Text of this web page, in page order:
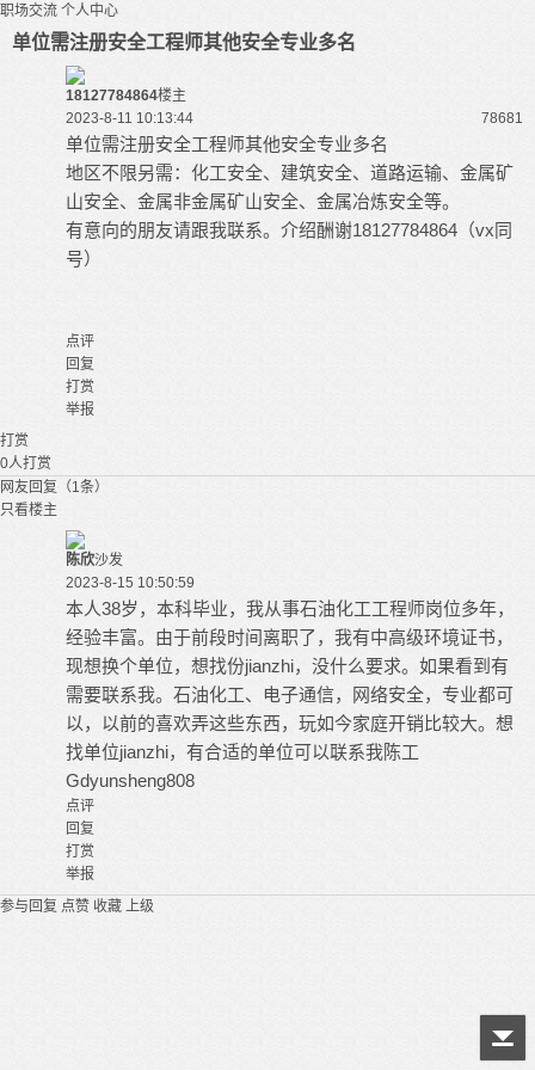
职场交流 个人中心
单位需注册安全工程师其他安全专业多名
18127784864楼主
2023-8-11 10:13:44
78681
单位需注册安全工程师其他安全专业多名
地区不限另需：化工安全、建筑安全、道路运输、金属矿
山安全、金属非金属矿山安全、金属冶炼安全等。
有意向的朋友请跟我联系。介绍酬谢18127784864（vx同
号）
点评
回复
打赏
举报
打赏
0人打赏
网友回复（1条）
只看楼主
陈欣沙发
2023-8-15 10:50:59
本人38岁，本科毕业，我从事石油化工工程师岗位多年，
经验丰富。由于前段时间离职了，我有中高级环境证书，
现想换个单位，想找份jianzhi，没什么要求。如果看到有
需要联系我。石油化工、电子通信，网络安全，专业都可
以，以前的喜欢弄这些东西，玩如今家庭开销比较大。想
找单位jianzhi，有合适的单位可以联系我陈工
Gdyunsheng808
点评
回复
打赏
举报
参与回复 点赞 收藏 上级